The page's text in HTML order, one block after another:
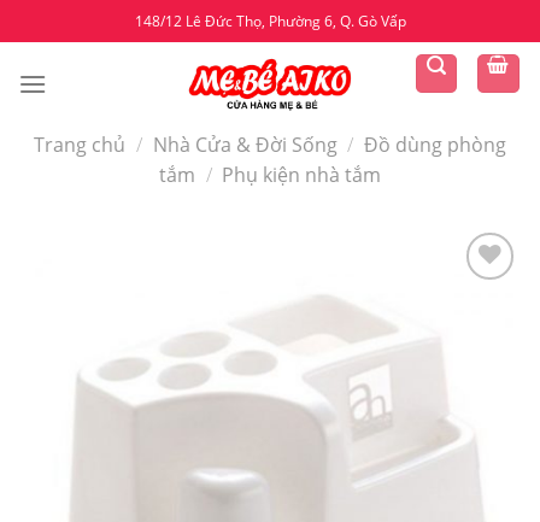
to
content
148/12 Lê Đức Thọ, Phường 6, Q. Gò Vấp
Trang chủ / Nhà Cửa & Đời Sống / Đồ dùng phòng
tắm / Phụ kiện nhà tắm